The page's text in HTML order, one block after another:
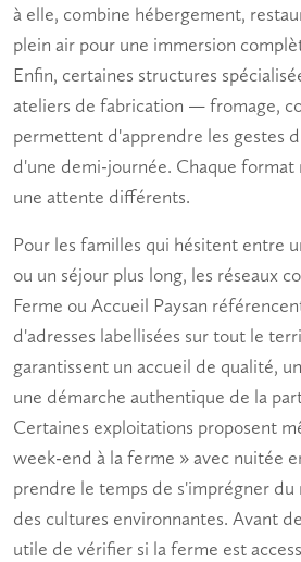
à elle, combine hébergement,
plein air pour une immersion
Enfin, certaines structures
ateliers de fabrication —fromage,
permettent d'apprendre les gestes
d'une demi-journée. Chaque
une attente différents.
Pour les familles qui hésitent entre
ou un séjour plus long, les réseaux
Ferme ou Accueil Paysan
d'adresses labellisées sur tout le
garantissent un accueil de qualité,
une démarche authentique de la
Certaines exploitations proposent
week-end à la ferme » avec nuitée
prendre le temps de s'imprégner du
des cultures environnantes. Avant
utile de vérifier si la ferme est